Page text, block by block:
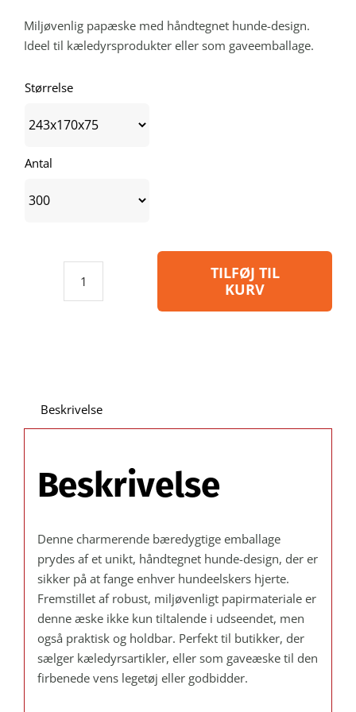
Miljøvenlig papæske med håndtegnet hunde-design.
Ideel til kæledyrsprodukter eller som gaveemballage.
Størrelse
Antal
Emballage
antal
TILFØJ TIL
KURV
Beskrivelse
Beskrivelse
Denne charmerende bæredygtige emballage
prydes af et unikt, håndtegnet hunde-design, der er
sikker på at fange enhver hundeelskers hjerte.
Fremstillet af robust, miljøvenligt papirmateriale er
denne æske ikke kun tiltalende i udseendet, men
også praktisk og holdbar. Perfekt til butikker, der
sælger kæledyrsartikler, eller som gaveæske til den
firbenede vens legetøj eller godbidder.